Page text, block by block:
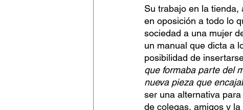
Su trabajo en la tienda,
en oposición a todo lo
sociedad a una mujer
un manual que dicta a
posibilidad de
que formaba parte del
nueva pieza que
ser una alternativa
de colegas, amigos y